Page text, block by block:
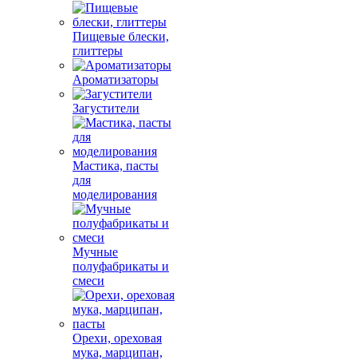
Пищевые блески,
глиттеры
Ароматизаторы
Загустители
Мастика, пасты
для
моделирования
Мучные
полуфабрикаты и
смеси
Орехи, ореховая
мука, марципан,